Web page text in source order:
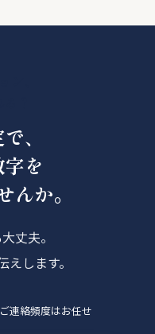
、
を
んか。
丈夫。
します。
ご連絡頻度はお任せ